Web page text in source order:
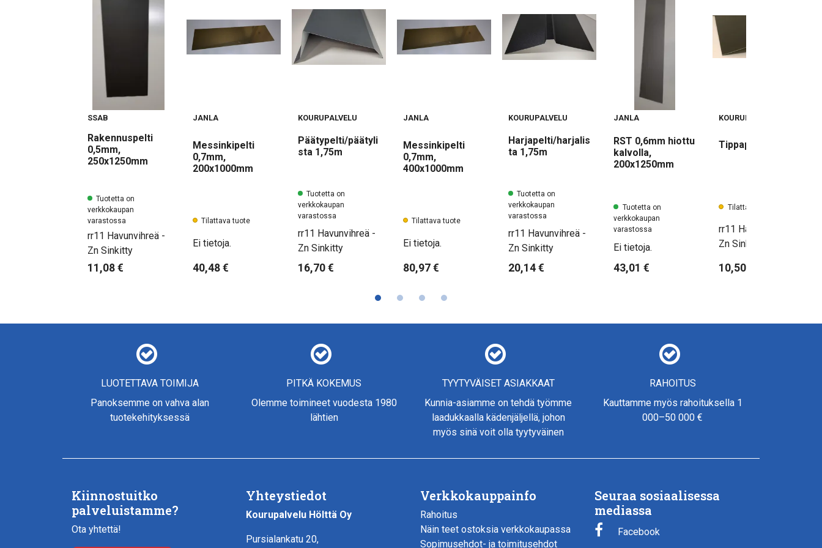
SSAB
Rakennuspelti
0,5mm,
250x1250mm
Tuotetta on
verkkokaupan
varastossa
rr11 Havunvihreä -
Zn Sinkitty
11,08 €
JANLA
Messinkipelti
0,7mm,
200x1000mm
Tilattava tuote
Ei tietoja.
40,48 €
KOURUPALVELU
Päätypelti/päätyli
sta 1,75m
Tuotetta on
verkkokaupan
varastossa
rr11 Havunvihreä -
Zn Sinkitty
16,70 €
JANLA
Messinkipelti
0,7mm,
400x1000mm
Tilattava tuote
Ei tietoja.
80,97 €
KOURUPALVELU
Harjapelti/harjalis
ta 1,75m
Tuotetta on
verkkokaupan
varastossa
rr11 Havunvihreä -
Zn Sinkitty
20,14 €
JANLA
RST 0,6mm hiottu
kalvolla,
200x1250mm
Tuotetta on
verkkokaupan
varastossa
Ei tietoja.
43,01 €
KOURUPALVELU
Tippapelti 1,75m
Tilattava tuote
rr11 Havunvihreä -
Zn Sinkitty
10,50 €
LUOTETTAVA TOIMIJA
Panoksemme on vahva alan
tuotekehityksessä
PITKÄ KOKEMUS
Olemme toimineet vuodesta 1980
lähtien
TYYTYVÄISET ASIAKKAAT
Kunnia-asiamme on tehdä työmme
laadukkaalla kädenjäljellä, johon
myös sinä voit olla tyytyväinen
RAHOITUS
Kauttamme myös rahoituksella 1
000–50 000 €
Kiinnostuitko
palveluistamme?
Ota yhtettä!
Yhteystiedot
Kourupalvelu Hölttä Oy
Pursialankatu 20,
Verkkokauppainfo
Rahoitus
Näin teet ostoksia verkkokaupassa
Sopimusehdot- ja toimitusehdot
Seuraa sosiaalisessa
mediassa
Facebook